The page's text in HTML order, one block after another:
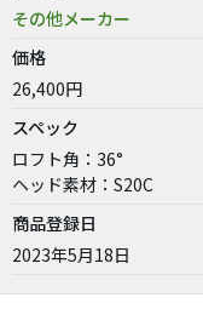
その他メーカー
価格
26,400円
スペック
ロフト角：36°
ヘッド素材：S20C
商品登録日
2023年5月18日